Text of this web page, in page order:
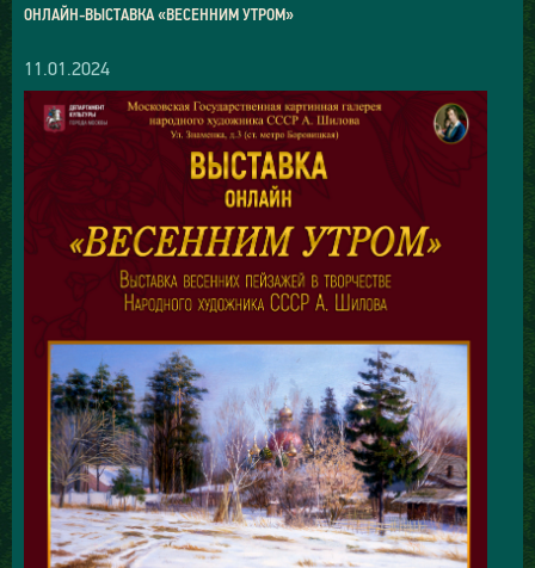
ОНЛАЙН-ВЫСТАВКА «ВЕСЕННИМ УТРОМ»
11.01.2024